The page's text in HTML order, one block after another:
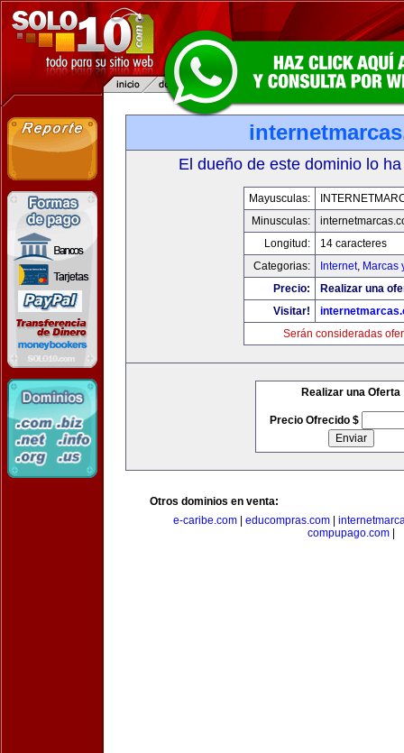
El dueño de este dominio lo
Mayusculas:
Minusculas:
Longitud:
14 caracteres
Categorias:
Internet, Marcas
Precio:
Realizar una
Visitar!
Serán consideradas
Realizar una Oferta
Precio Ofrecido $
Otros dominios en venta:
e-caribe.com| educompras.com|
compupago.com|